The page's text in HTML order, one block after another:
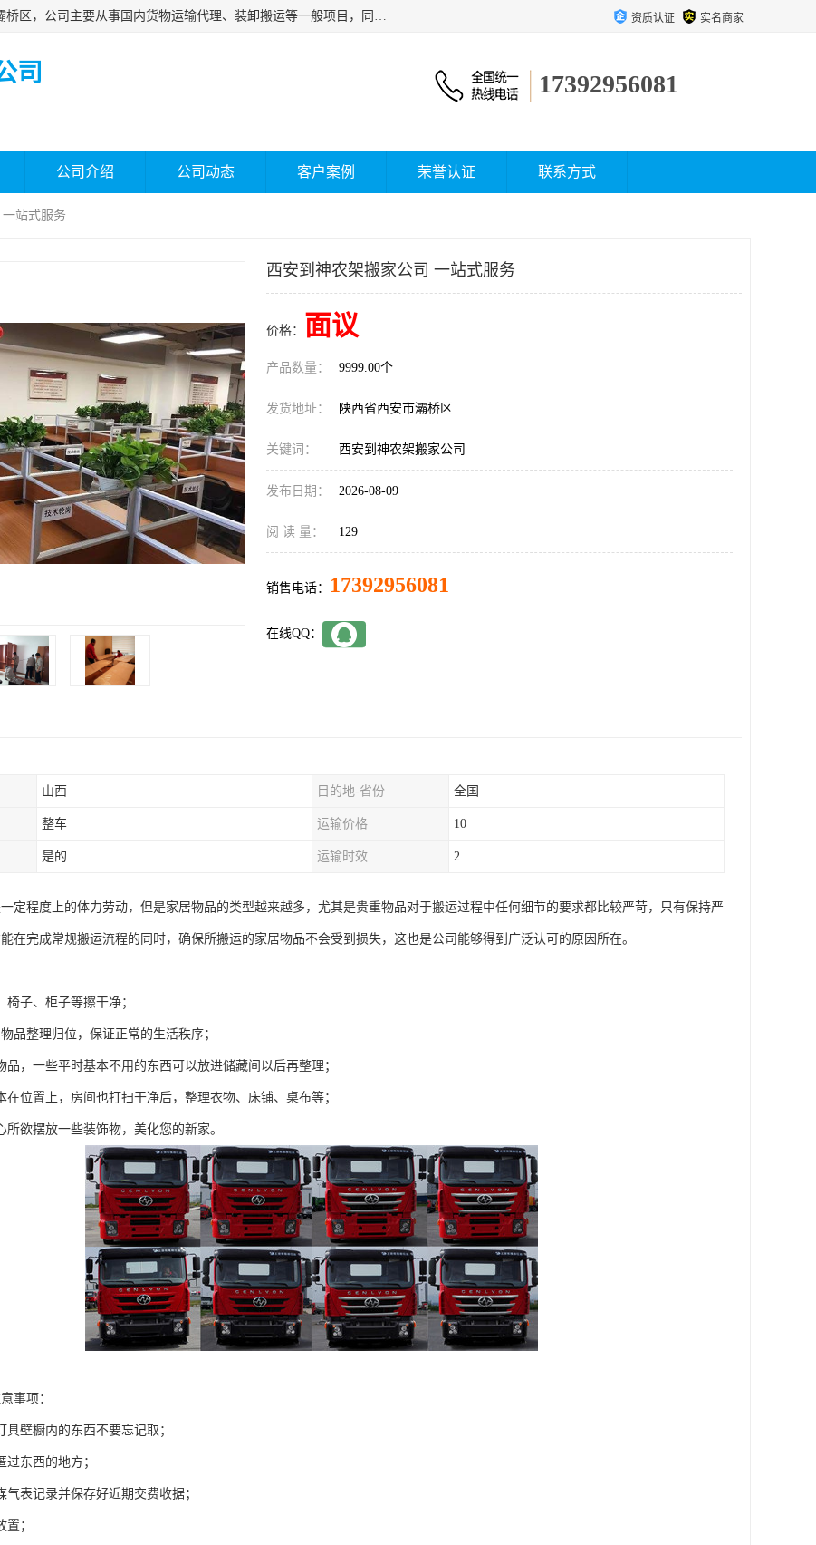
西安福鸿祥物流有限公司成立于2021年，位于陕西省西安市灞桥区，公司主要从事国内货物运输代理、装卸搬运等一般项目，同时具备道路货物运输（不含危险货物）的许可资质。凭借专业的物流服务和*的运输能力，公司致力于为客户提供安全、可靠的物流解决方案，满足多样化的运输需求，助力企业*运营。 资质认证 实名商家
司 17392956081
公司介绍 公司动态 客户案例 荣誉认证 联系方式
站式服务
西安到神农架搬家公司 一站式服务
价格： 面议
产品数量： 9999.00个
发货地址： 陕西省西安市灞桥区
关键词： 西安到神农架搬家公司
发布日期： 2026-08-09
阅 读 量： 129
销售电话： 17392956081
在线QQ：
山西 目的地-省份 全国
整车 运输价格 10
是的 运输时效 2
定程度上的体力劳动，但是家居物品的类型越来越多，尤其是贵重物品对于搬运过程中任何细节的要求都比较严苛，只有保持严
在完成常规搬运流程的同时，确保所搬运的家居物品不会受到损失，这也是公司能够得到广泛认可的原因所在。
椅子、柜子等擦干净；
品整理归位，保证正常的生活秩序；
品，一些平时基本不用的东西可以放进储藏间以后再整理；
在位置上，房间也打扫干净后，整理衣物、床铺、桌布等；
所欲摆放一些装饰物，美化您的新家。
事项：
具壁橱内的东西不要忘记取；
东西的地方；
气表记录并保存好近期交费收据；
；